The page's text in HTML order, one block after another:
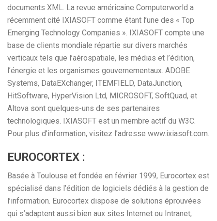
documents XML. La revue américaine Computerworld a
récemment cité IXIASOFT comme étant l’une des « Top
Emerging Technology Companies ». IXIASOFT compte une
base de clients mondiale répartie sur divers marchés
verticaux tels que l’aérospatiale, les médias et l’édition,
l’énergie et les organismes gouvernementaux. ADOBE
Systems, DataEXchanger, ITEMFIELD, DataJunction,
HitSoftware, HyperVision Ltd, MICROSOFT, SoftQuad, et
Altova sont quelques-uns de ses partenaires
technologiques. IXIASOFT est un membre actif du W3C.
Pour plus d’information, visitez l’adresse www.ixiasoft.com.
EUROCORTEX :
Basée à Toulouse et fondée en février 1999, Eurocortex est
spécialisé dans l’édition de logiciels dédiés à la gestion de
l’information. Eurocortex dispose de solutions éprouvées
qui s’adaptent aussi bien aux sites Internet ou Intranet,